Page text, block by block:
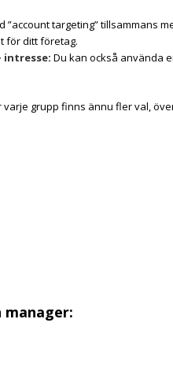
”account targeting” tillsammans
för ditt företag.
intresse: Du kan också använda
grupp finns ännu fler val,
manager: